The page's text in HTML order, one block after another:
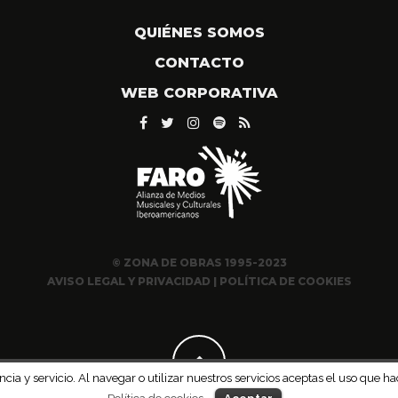
QUIÉNES SOMOS
CONTACTO
WEB CORPORATIVA
© ZONA DE OBRAS 1995-2023
AVISO LEGAL Y PRIVACIDAD | POLÍTICA DE COOKIES
y servicio. Al navegar o utilizar nuestros servicios aceptas el uso que